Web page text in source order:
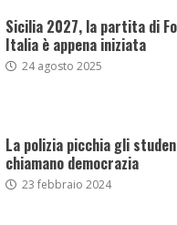
Sicilia 2027, la partita di
Italia è appena iniziata
24 agosto 2025
La polizia picchia gli
chiamano democrazia
23 febbraio 2024